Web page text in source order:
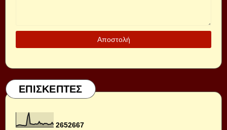
ΕΠΙΣΚΕΠΤΕΣ
2652667